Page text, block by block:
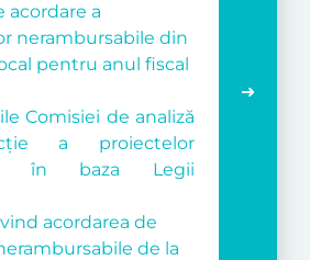
acordare a
nerambursabile din
pentru anul fiscal
Comisiei de analiză
a proiectelor
în baza Legii
acordarea de
de la